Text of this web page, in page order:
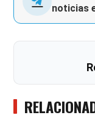
noticias